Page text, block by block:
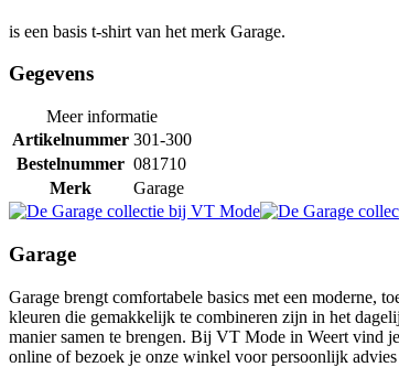
is een basis t-shirt van het merk Garage.
Gegevens
Meer informatie
Artikelnummer 301-300
Bestelnummer 081710
Merk
Garage
Garage
Garage brengt comfortabele basics met een moderne,
kleuren die gemakkelijk te combineren zijn in het
manier samen te brengen. Bij VT Mode in Weert vind
online of bezoek je onze winkel voor persoonlijk